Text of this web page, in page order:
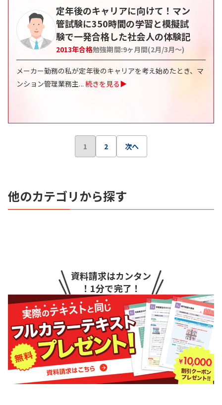
定年後のキャリアに向けて！マン
管試験に350時間の学習と模擬試
験で一発合格した社会人の体験記
2013年合格勉強期間:9ヶ月間(2月/3月〜)
メーカー勤務の私が定年後のキャリアを考え始めたとき、マ
ンション管理業務主... 続きを見る▶
1 2 次へ
他のカテゴリから探す
資料請求はカンタン
！1分で完了！